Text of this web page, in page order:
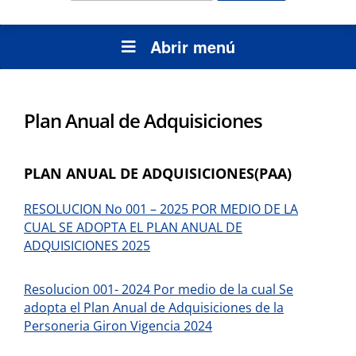
Abrir menú
Plan Anual de Adquisiciones
PLAN ANUAL DE ADQUISICIONES(PAA)
RESOLUCION No 001 – 2025 POR MEDIO DE LA
CUAL SE ADOPTA EL PLAN ANUAL DE
ADQUISICIONES 2025
Resolucion 001- 2024 Por medio de la cual Se
adopta el Plan Anual de Adquisiciones de la
Personeria Giron Vigencia 2024